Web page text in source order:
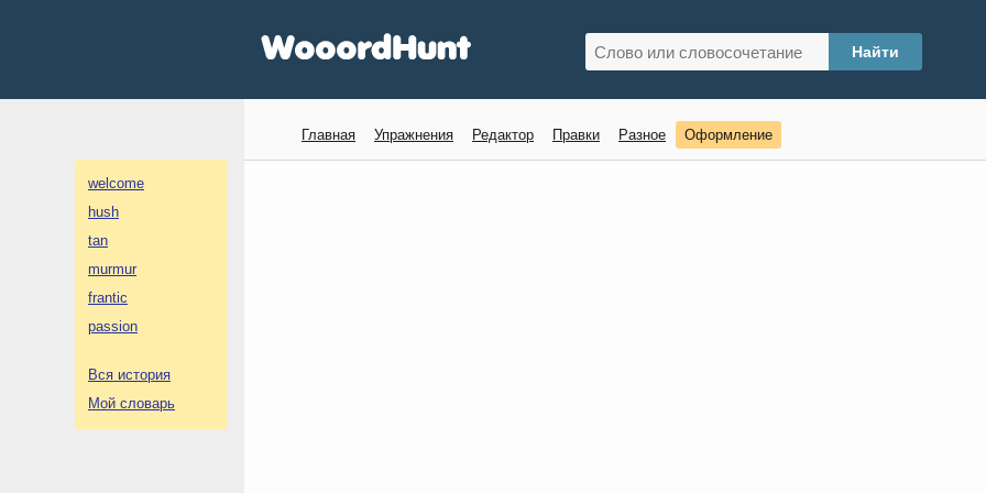
welcome
hush
tan
murmur
frantic
passion
Вся история
Мой словарь
Главная Упражнения Редактор Правки Разное Оформление